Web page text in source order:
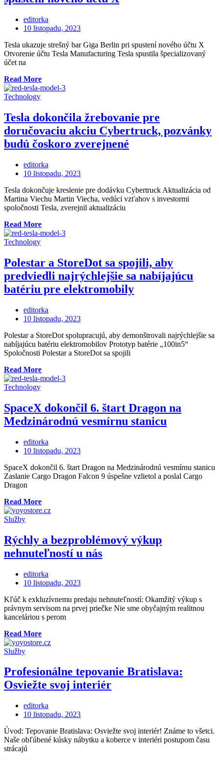
za
25-
tisíc
dolárov
EV“
editorka
Posted
10 listopadu, 2023
Tesla ukazuje strešný bar Giga Berlin pri spustení nového účtu X
Otvorenie účtu Tesla Manufacturing Tesla spustila špecializovaný
účet na
Read More„Tesla
ukazuje
Giga
Berlin
pri
spustení
nového
X“
Technology
Tesla dokončila žrebovanie pre
doručovaciu akciu Cybertruck, pozvánky
budú čoskoro zverejnené
editorka
Posted
10 listopadu, 2023
Tesla dokončuje kreslenie pre dodávku Cybertruck Aktualizácia od
Martina Viechu Martin Viecha, vedúci vzťahov s investormi
spoločnosti Tesla, zverejnil aktualizáciu
Read More„Tesla
dokončila
doručovaciu
akciu
Cybertruck,
pozvánky
budú
zverejnené“
Technology
Polestar a StoreDot sa spojili, aby
predviedli najrýchlejšie sa nabíjajúcu
batériu pre elektromobily
editorka
Posted
10 listopadu, 2023
Polestar a StoreDot spolupracujú, aby demonštrovali najrýchlejšie sa
nabíjajúcu batériu elektromobilov Prototyp batérie „100in5“
Spoločnosti Polestar a StoreDot sa spojili
Read More„Polestar
a
spojili,
aby
predviedli
sa
nabíjajúcu
batériu
pre
elektromobily“
Technology
SpaceX dokončil 6. štart Dragon na
Medzinárodnú vesmírnu stanicu
editorka
Posted
10 listopadu, 2023
SpaceX dokončil 6. štart Dragon na Medzinárodnú vesmírnu stanicu
Zaslanie Cargo Dragon Falcon 9 úspešne vzlietol a poslal Cargo
Dragon
Read More„SpaceX
dokončil
Dragon
na
Medzinárodnú
stanicu“
Služby
Rýchly a bezproblémový výkup
nehnuteľností u nás
editorka
Posted
10 listopadu, 2023
Kľúč k exkluzívnemu predaju nehnuteľností: Okamžitý výkup s
právnym servisom na prvej priečke Nie sme obyčajným realitnou
kanceláriou s perom
Read More„Rýchly
a
nehnuteľností
u
nás“
Služby
Profesionálne tepovanie Bratislava:
Osviežte svoj interiér
editorka
Posted
10 listopadu, 2023
Úvod: Tepovanie Bratislava: Osviežte svoj interiér! Známe to všetci.
Naše obľúbené kúsky nábytku a koberce v interiéri postupom času
strácajú